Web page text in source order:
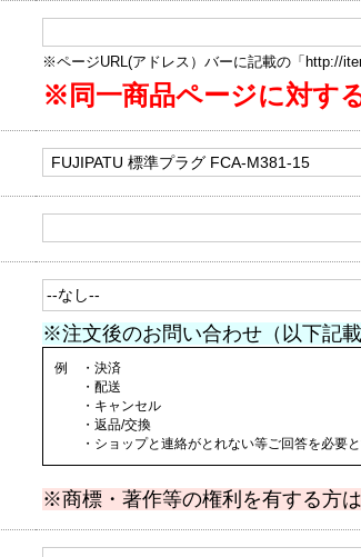
※ページURL(アドレス）バーに記載の「http://
※同一商品ページに対す
※注文後のお問い合わせ（以下記
例 ・決済
・配送
・キャンセル
・返品/交換
・ショップと連絡がとれない等ご回答を必要
※商標・著作等の権利を有する方は